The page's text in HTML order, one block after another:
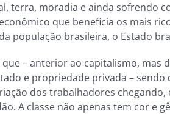
terra, moradia e ainda sofrendo
que beneficia os mais
população brasileira, o Estado
– anterior ao capitalismo,
e propriedade privada –
dos trabalhadores
A classe não apenas tem cor